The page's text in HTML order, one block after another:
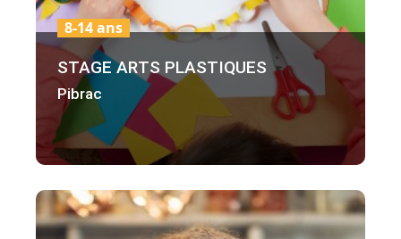
STAGE ARTS PLASTIQUES
Pibrac
8-14 ans